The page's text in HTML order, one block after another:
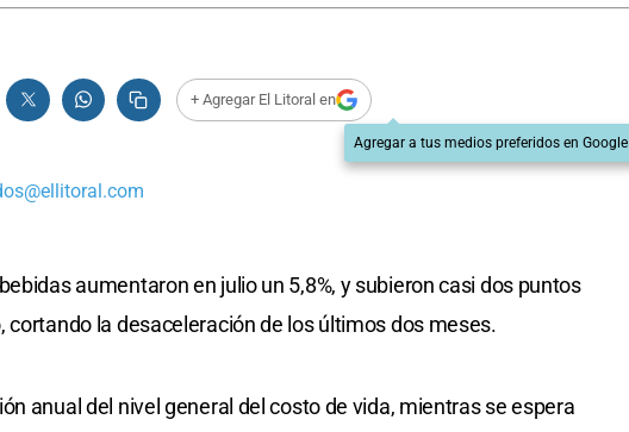
+ Agregar El Litoral en
Agregar a tus medios preferidos en Google
aumentaron en julio un 5,8%, y subieron casi dos puntos
cortando la desaceleración de los últimos dos meses.
anual del nivel general del costo de vida, mientras se espera